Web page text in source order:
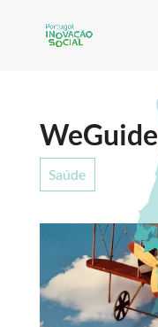
WeGuide
Saúde